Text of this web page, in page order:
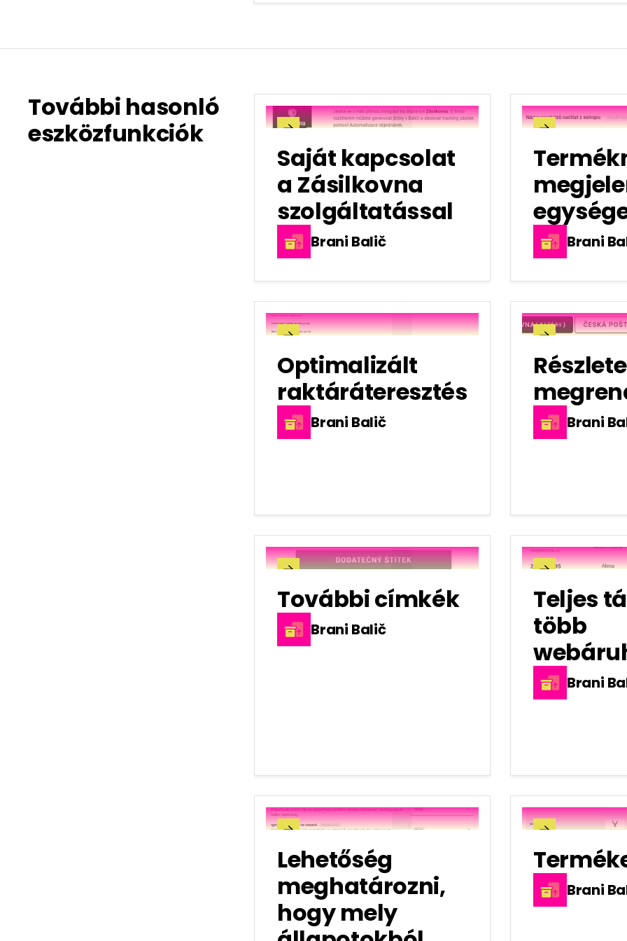
További hasonló
eszközfunkciók

Saját kapcsolat
a Zásilkovna
szolgáltatással
Brani Balič

Brani

Optimalizált
raktáráteresztés
Brani Balič

Brani

További címkék
Brani Balič

Teljes
több
Brani

Lehetőség
meghatározni,
hogy mely

Brani